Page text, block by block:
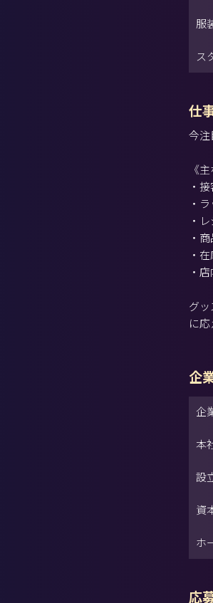
服
ス
仕
今注
《
・
・
・
・
・
・
グ
に
企
企
本
設
資
ホ
応